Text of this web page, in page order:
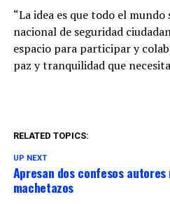
“La idea es que todo el
nacional de seguridad
espacio para participar y
paz y tranquilidad que
RELATED TOPICS:
UP NEXT
Apresan dos confesos
machetazos